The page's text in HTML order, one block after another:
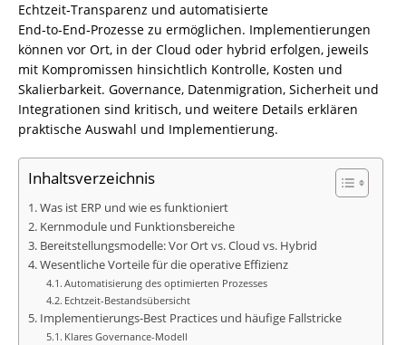
Echtzeit‑Transparenz und automatisierte
End‑to‑End‑Prozesse zu ermöglichen. Implementierungen
können vor Ort, in der Cloud oder hybrid erfolgen, jeweils
mit Kompromissen hinsichtlich Kontrolle, Kosten und
Skalierbarkeit. Governance, Datenmigration, Sicherheit und
Integrationen sind kritisch, und weitere Details erklären
praktische Auswahl und Implementierung.
Inhaltsverzeichnis
Was ist ERP und wie es funktioniert
Kernmodule und Funktionsbereiche
Bereitstellungsmodelle: Vor Ort vs. Cloud vs. Hybrid
Wesentliche Vorteile für die operative Effizienz
Automatisierung des optimierten Prozesses
Echtzeit-Bestandsübersicht
Implementierungs-Best Practices und häufige Fallstricke
Klares Governance-Modell